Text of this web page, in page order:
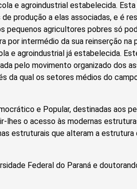
e agroindustrial estabelecida.
produção a elas associadas, e é
pequenos agricultores pobres só
por intermédio da sua reinserção na
e agroindustrial já estabelecida.
pelo movimento organizado dos
da qual os setores médios do
e Popular, destinadas aos
lhes o acesso às modernas
estruturais que alteram a estrutura
Federal do Paraná e